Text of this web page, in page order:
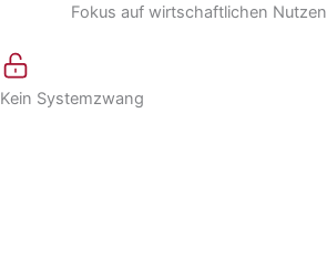
Fokus auf wirtschaftlichen Nutzen
Kein Systemzwang